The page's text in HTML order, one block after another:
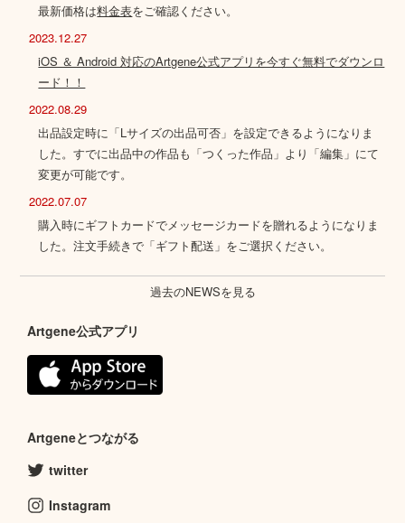
最新価格は料金表をご確認ください。
2023.12.27
iOS ＆ Android 対応のArtgene公式アプリを今すぐ無料でダウンロ
ード！！
2022.08.29
出品設定時に「Lサイズの出品可否」を設定できるようになりま
した。すでに出品中の作品も「つくった作品」より「編集」にて
変更が可能です。
2022.07.07
購入時にギフトカードでメッセージカードを贈れるようになりま
した。注文手続きで「ギフト配送」をご選択ください。
過去のNEWSを見る
Artgene公式アプリ
Artgeneとつながる
twitter
Instagram